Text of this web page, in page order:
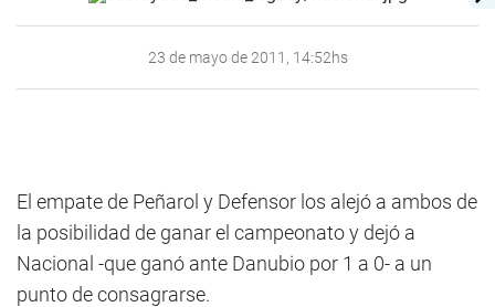
23 de mayo de 2011, 14:52hs
El empate de Peñarol y Defensor los alejó a ambos de
la posibilidad de ganar el campeonato y dejó a
Nacional -que ganó ante Danubio por 1 a 0- a un
punto de consagrarse.